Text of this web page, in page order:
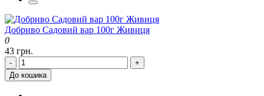
Добриво Садовий вар 100г Живиця
0
43 грн.
-
+
До кошика